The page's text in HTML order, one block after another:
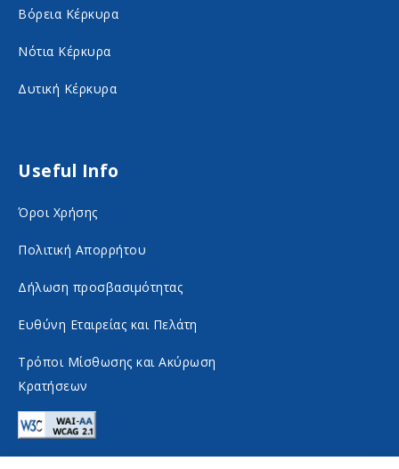
b
o
o
n
o
c
i
l
m
e
d
i
a
g
r
o
s
o
c
a
l
m
e
d
Βόρεια Κέρκυρα
Νότια Κέρκυρα
Δυτική Κέρκυρα
Useful Info
Όροι Χρήσης
Πολιτική Απορρήτου
Δήλωση προσβασιμότητας
Ευθύνη Εταιρείας και Πελάτη
Τρόποι Μίσθωσης και Ακύρωση
Κρατήσεων